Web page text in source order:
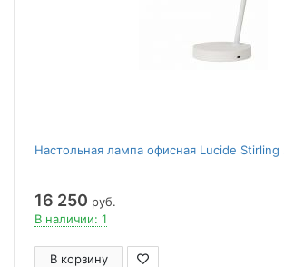
Настольная лампа офисная Lucide Stirling
16 250 руб.
В наличии: 1
В корзину